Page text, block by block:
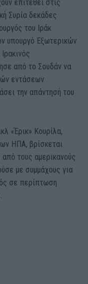
επιτεθεί στις
Συρία δεκάδες
του Ιράκ
υπουργό Εξωτερικών
από το Σουδάν να
εντάσεων
την απάντησή του
«Έρικ» Κουρίλα,
ΗΠΑ, βρίσκεται
τους αμερικανούς
με συμμάχους για
σε περίπτωση